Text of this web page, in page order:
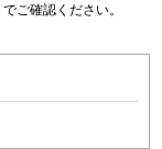
でご確認ください。